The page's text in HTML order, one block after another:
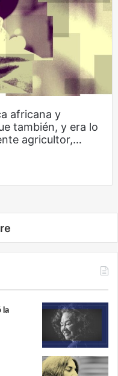
africana y
también, y era lo
agricultor,…
la